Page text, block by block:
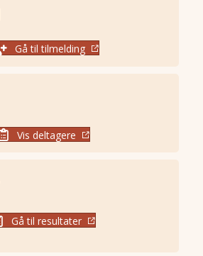
Gå til tilmelding
Vis deltagere
Gå til resultater